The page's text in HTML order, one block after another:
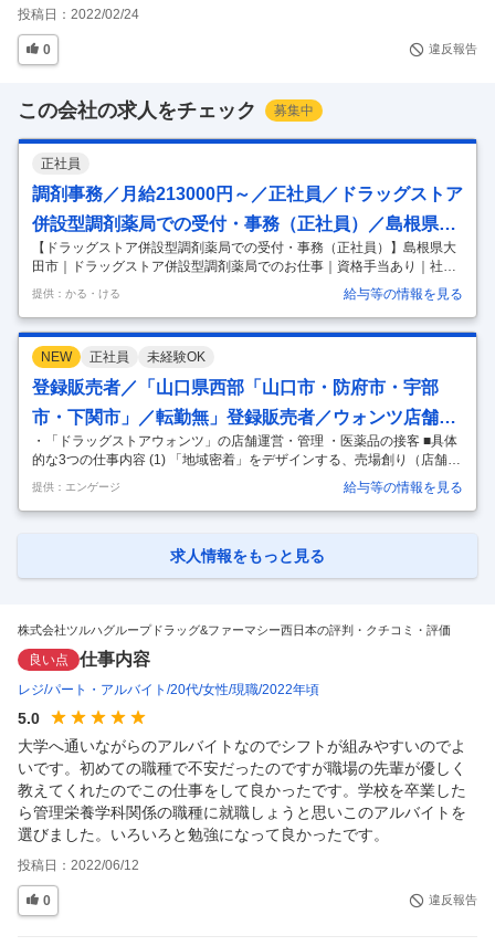
投稿日： 2022/02/24
0 違反報告
この会社の求人をチェック 募集中
正社員
調剤事務／月給213000円～／正社員／ドラッグストア
併設型調剤薬局での受付・事務（正社員）／島根県大
田市／ドラッグストア併設型調剤薬局でのお仕事／資
【ドラッグストア併設型調剤薬局での受付・事務（正社員）】島根県大
田市｜ドラッグストア併設型調剤薬局でのお仕事｜資格手当あり｜社員
中国地方を中心に多数のドラッグストア・調剤薬局を展開中！ 「ウェル
ネス薬局大田中央店」では、正社員の調剤薬局での受付・事務を募集し
ています。 ■運営法人について 「ツルハグループドラッグ＆ファーマシ
ー西日本」は、中国地方で業界最大規模を誇るドラッグストア企業で
す。 調剤薬局の併設や物販、訪問介護などを通じて、地域の皆様の暮ら
しを支えるメディカルパートナーとして事業を展開。人・商品・店舗環
境のすべ…
提供：かる・ける 給与等の情報を見る
NEW 正社員 未経験OK
登録販売者／「山口県西部「山口市・防府市・宇部
市・下関市」／転勤無」登録販売者／ウォンツ店舗／
年休119日～
・「ドラッグストアウォンツ」の店舗運営・管理 ・医薬品の接客 ■具体
的な3つの仕事内容 (1) 「地域密着」をデザインする、売場創り（店舗管
理） 本部の指示通りに商品を並べるだけではありません。店舗がある地
域の特性（「ファミリー層が多い」「高齢者が多い」など）に合わせ
て、独自の売場を創り上げます。 (2) パート・アルバイトスタッフの人
学生さんのスタッフが気持ちよく、主体的に働ける環境を作ることに努
提供：エンゲージ 給与等の情報を見る
求人情報をもっと見る
株式会社ツルハグループドラッグ&ファーマシー西日本の評判・クチコミ・評価
良い点 仕事内容
レジ パート・アルバイト 20代 女性 現職 2022年頃
5.0
大学へ通いながらのアルバイトなのでシフトが組みやすいのでよ
いです。初めての職種で不安だったのですが職場の先輩が優しく
教えてくれたのでこの仕事をして良かったです。学校を卒業した
ら管理栄養学科関係の職種に就職しょうと思いこのアルバイトを
選びました。いろいろと勉強になって良かったです。
投稿日： 2022/06/12
0 違反報告